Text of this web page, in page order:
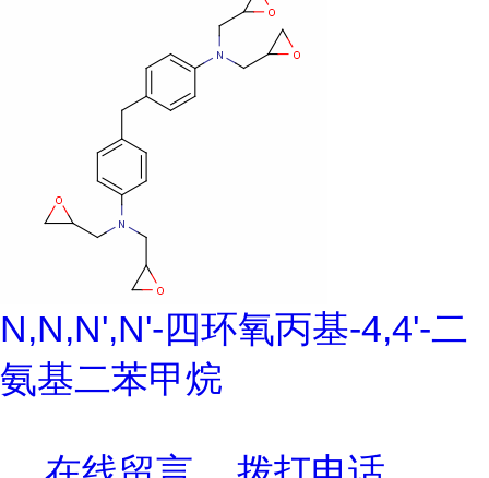
N,N,N',N'-四环氧丙基-4,4'-二
氨基二苯甲烷